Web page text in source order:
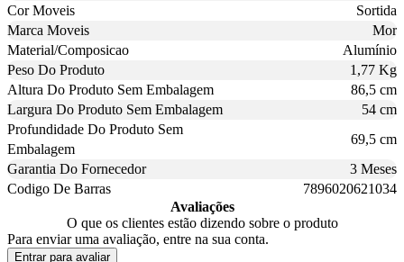
Cor Moveis
Sortida
Marca Moveis
Mor
Material/Composicao
Alumínio
Peso Do Produto
1,77 Kg
Altura Do Produto Sem Embalagem
86,5 cm
Largura Do Produto Sem Embalagem
54 cm
Profundidade Do Produto Sem
Embalagem
69,5 cm
Garantia Do Fornecedor
3 Meses
Codigo De Barras
7896020621034
Avaliações
O que os clientes estão dizendo sobre o produto
Para enviar uma avaliação, entre na sua conta.
Entrar para avaliar